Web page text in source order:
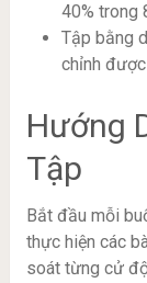
40% trong
Tập bằng
chỉnh
Hướng
Tập
Bắt đầu mỗi
thực hiện các
soát từng cử